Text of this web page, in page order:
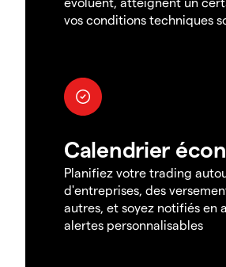
vos conditions techniques
Calendrier
Planifiez votre trading
d'entreprises, des
autres, et soyez notifiés en
alertes personnalisables